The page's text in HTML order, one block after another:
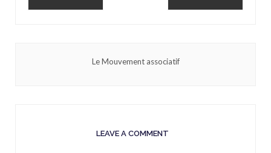
Le Mouvement associatif
LEAVE A COMMENT